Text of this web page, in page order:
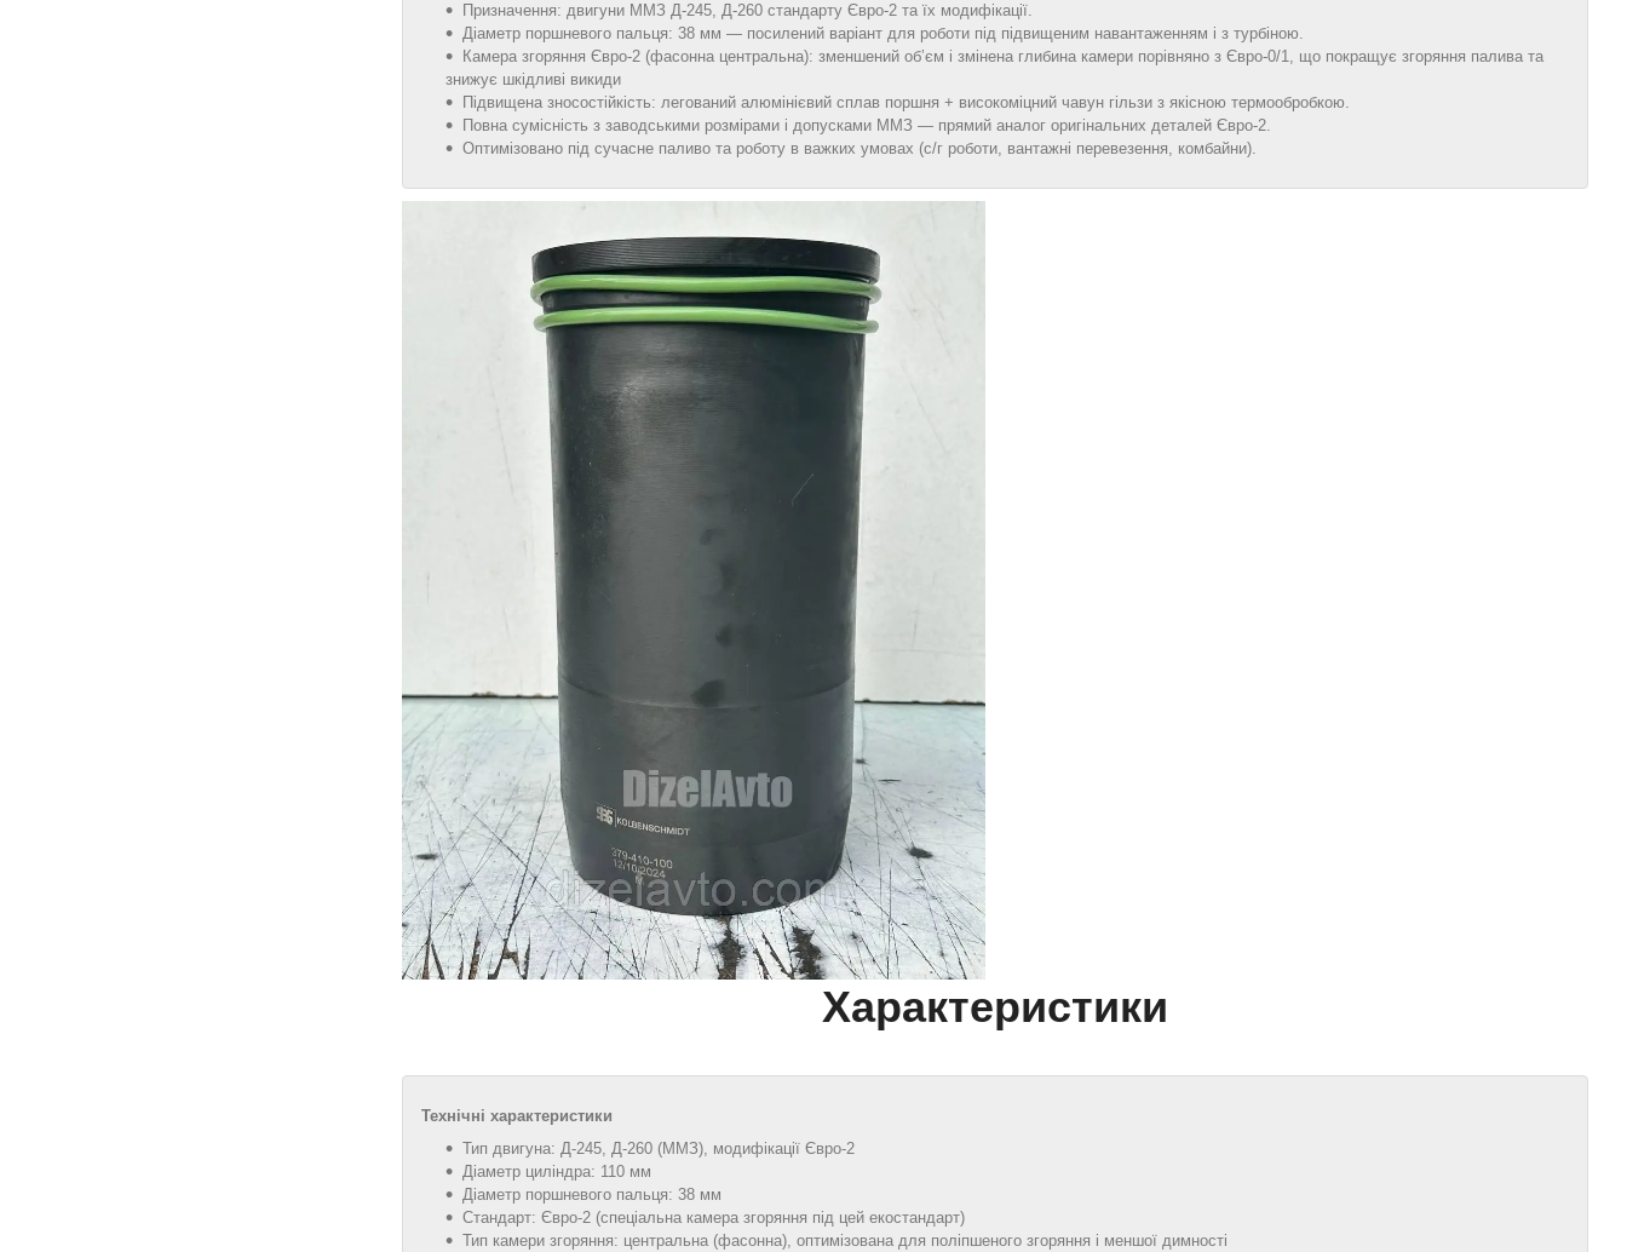
Призначення: двигуни ММЗ Д‑245, Д‑260 стандарту Євро‑2 та їх модифікації.
Діаметр поршневого пальця: 38 мм — посилений варіант для роботи під підвищеним навантаженням і з турбіною.
Камера згоряння Євро‑2 (фасонна центральна): зменшений об’єм і змінена глибина камери порівняно з Євро‑0/1, що покращує згоряння палива та
знижує шкідливі викиди
Підвищена зносостійкість: легований алюмінієвий сплав поршня + високоміцний чавун гільзи з якісною термообробкою.
Повна сумісність з заводськими розмірами і допусками ММЗ — прямий аналог оригінальних деталей Євро‑2.
Оптимізовано під сучасне паливо та роботу в важких умовах (с/г роботи, вантажні перевезення, комбайни).
Характеристики
Технічні характеристики
Тип двигуна: Д‑245, Д‑260 (ММЗ), модифікації Євро‑2
Діаметр циліндра: 110 мм
Діаметр поршневого пальця: 38 мм
Стандарт: Євро‑2 (спеціальна камера згоряння під цей екостандарт)
Тип камери згоряння: центральна (фасонна), оптимізована для поліпшеного згоряння і меншої димності